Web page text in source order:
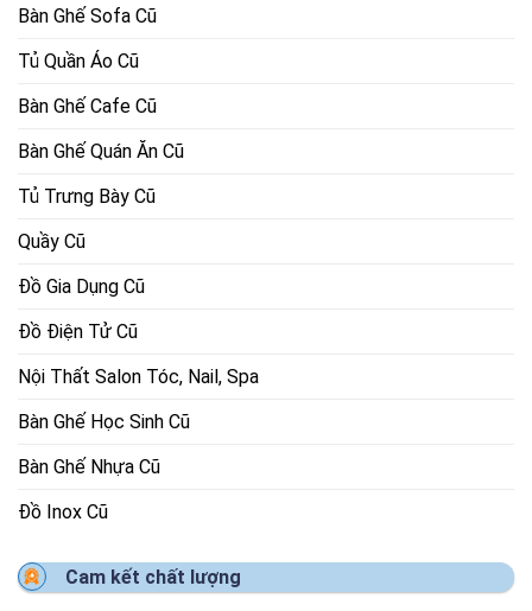
Bàn Ghế Sofa Cũ
Tủ Quần Áo Cũ
Bàn Ghế Cafe Cũ
Bàn Ghế Quán Ăn Cũ
Tủ Trưng Bày Cũ
Quầy Cũ
Đồ Gia Dụng Cũ
Đồ Điện Tử Cũ
Nội Thất Salon Tóc, Nail, Spa
Bàn Ghế Học Sinh Cũ
Bàn Ghế Nhựa Cũ
Đồ Inox Cũ
Cam kết chất lượng